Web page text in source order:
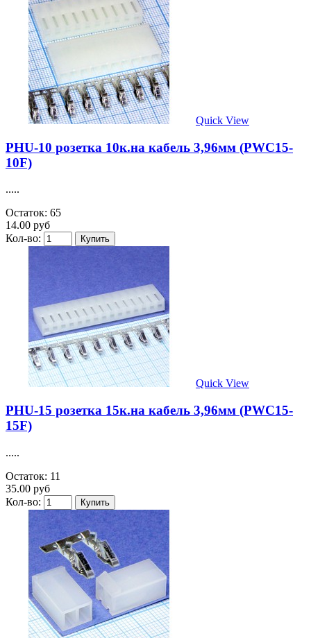
Quick View
PHU-10 розетка 10к.на кабель 3,96мм (PWC15-
10F)
.....
Остаток: 65
14.00 руб
Кол-во:
Quick View
PHU-15 розетка 15к.на кабель 3,96мм (PWC15-
15F)
.....
Остаток: 11
35.00 руб
Кол-во: